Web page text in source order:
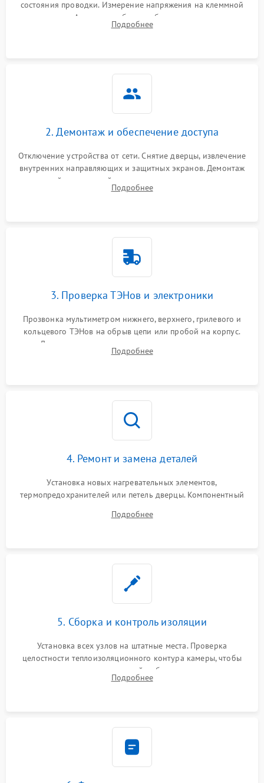
состояния проводки. Измерение напряжения на клеммной
колодке. Анализ жалоб на проблемы с нагревом,
конвекцией, панелью управления или блокировкой дверцы.
Подробнее
2. Демонтаж и обеспечение доступа
Отключение устройства от сети. Снятие дверцы, извлечение
внутренних направляющих и защитных экранов. Демонтаж
задней или верхней панели для прямого доступа к
нагревательным элементам, плате и вентиляторам.
Подробнее
3. Проверка ТЭНов и электроники
Прозвонка мультиметром нижнего, верхнего, грилевого и
кольцевого ТЭНов на обрыв цепи или пробой на корпус.
Диагностика термостата, датчиков температуры,
переключателя режимов и мотора конвекции.
Подробнее
4. Ремонт и замена деталей
Установка новых нагревательных элементов,
термопредохранителей или петель дверцы. Компонентный
выгоревших реле, восстановление контактов и замена
Подробнее
5. Сборка и контроль изоляции
Установка всех узлов на штатные места. Проверка
целостности теплоизоляционного контура камеры, чтобы
исключить перегрев кухонной мебели и потерю тепла.
Надежная фиксация клемм и сборка корпуса шкафа.
Подробнее